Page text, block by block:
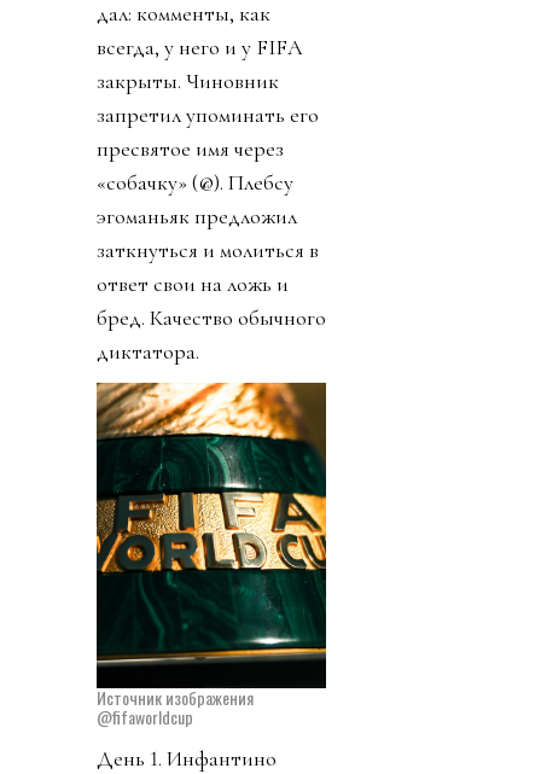
дал: комменты, как
всегда, у него и у FIFA
закрыты. Чиновник
запретил упоминать его
пресвятое имя через
«собачку» (@). Плебсу
эгоманьяк предложил
заткнуться и молиться в
ответ свои на ложь и
бред. Качество обычного
диктатора.
Источник изображения
@fifaworldcup
День 1. Инфантино